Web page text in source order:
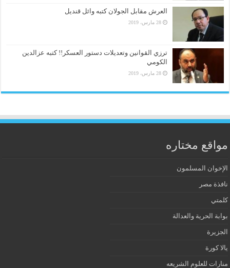
العرش مقابل الجولان كتبه وائل قنديل
28 مارس، 2019
ترزي القوانين وتعديلات دستور العسكر!! كتبه عزالدين
الكومي
28 مارس، 2019
مواقع مختاره
الإخوان المسلمون
نافذة مصر
كلمتي
بوابة الحرية والعدالة
الجزيرة
يالا كورة
منارات للعلوم الشريعه